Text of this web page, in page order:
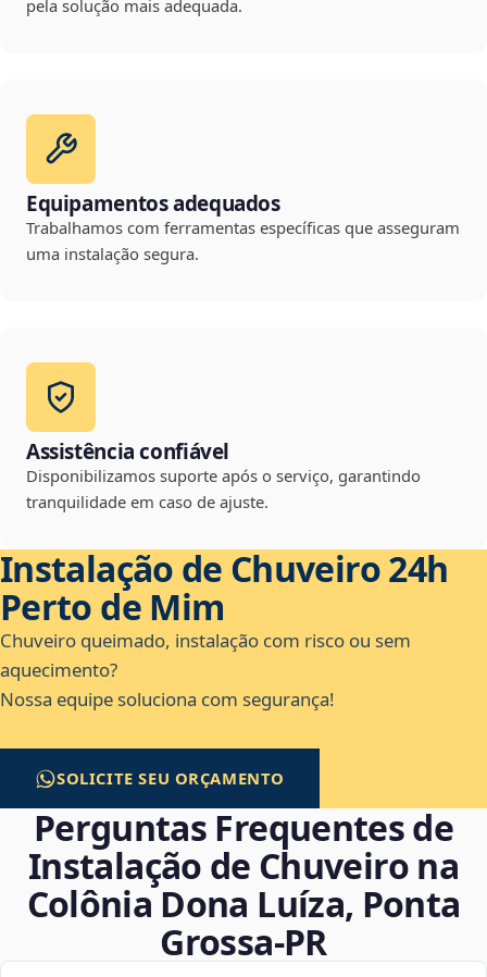
pela solução mais adequada.
Equipamentos adequados
Trabalhamos com ferramentas específicas que asseguram
uma instalação segura.
Assistência confiável
Disponibilizamos suporte após o serviço, garantindo
tranquilidade em caso de ajuste.
Instalação de Chuveiro 24h
Perto de Mim
Chuveiro queimado, instalação com risco ou sem
aquecimento?
Nossa equipe soluciona com segurança!
SOLICITE SEU ORÇAMENTO
Perguntas Frequentes de
Instalação de Chuveiro na
Colônia Dona Luíza, Ponta
Grossa‑PR